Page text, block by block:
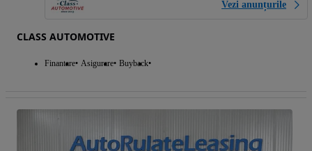
Vezi anunțurile
CLASS AUTOMOTIVE
Finantare Asigurare Buyback